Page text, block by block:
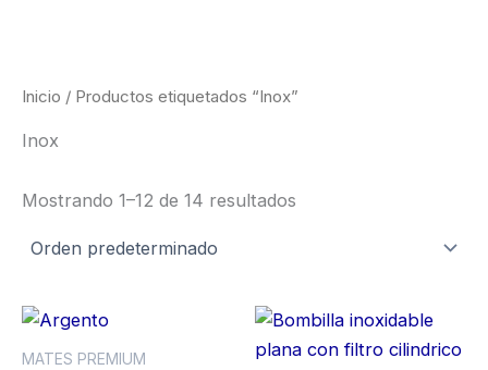
Inicio / Productos etiquetados “Inox”
Inox
Mostrando 1–12 de 14 resultados
MATES PREMIUM